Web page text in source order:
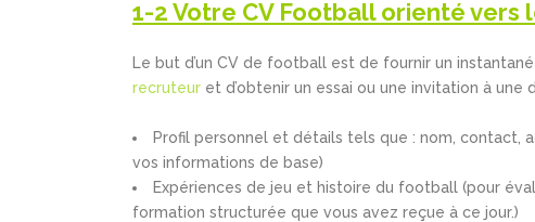
1-2 Votre CV Football orienté
Le but d’un CV de football est de fournir un
recruteur et d’obtenir un essai ou une invitation à
Profil personnel et détails tels que : nom, contact,
vos informations de base)
Expériences de jeu et histoire du football (pour
formation structurée que vous avez reçue à ce jour.)